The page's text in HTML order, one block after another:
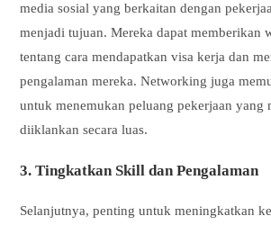
media sosial yang berkaitan dengan
menjadi tujuan. Mereka dapat memberikan
tentang cara mendapatkan visa kerja dan
pengalaman mereka. Networking juga
untuk menemukan peluang pekerjaan yang
diiklankan secara luas.
3.Tingkatkan Skill dan Pengalaman
Selanjutnya, penting untuk meningkatkan